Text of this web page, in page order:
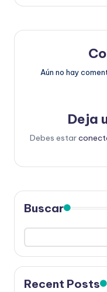
Aún no hay
Deja
Debes estar
Buscar
Recent Posts